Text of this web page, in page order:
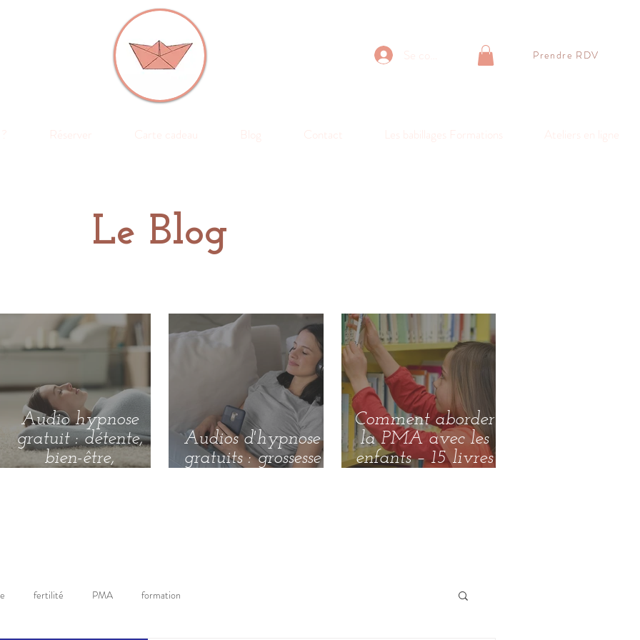
Se connecter Prendre RDV
Réserver Carte cadeau Blog Contact Les babillages Formations Ateliers en ligne
Le Blog
Audio hypnose
gratuit : détente,
bien-être,
Audios d'hypnose
gratuits : grossesse
Comment aborder
la PMA avec les
enfants – 15 livres
fertilité PMA formation